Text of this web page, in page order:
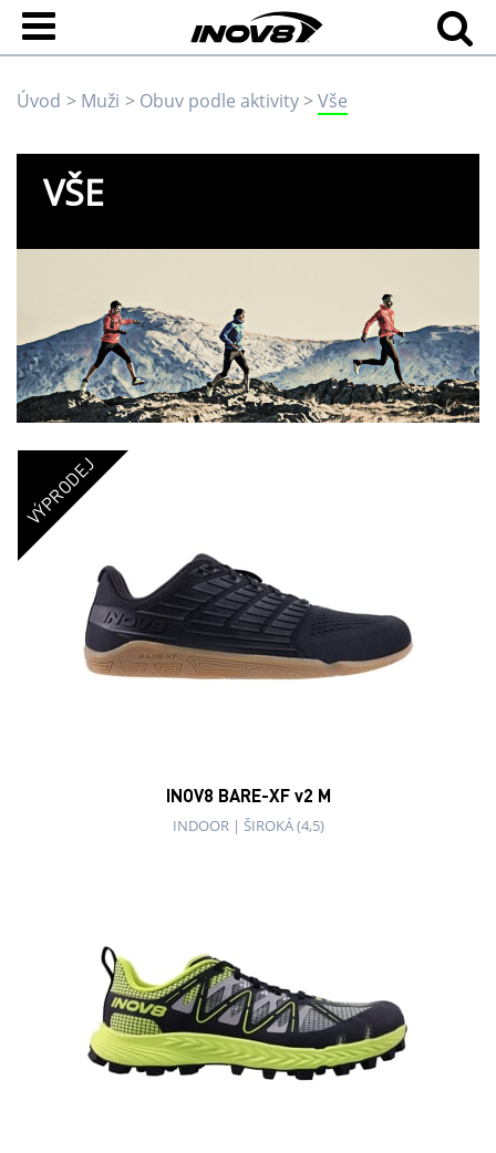
Úvod Muži Obuv podle aktivity Vše
VŠE
VÝPRODEJ
INOV8 BARE-XF v2 M
INDOOR | ŠIROKÁ (4,5)